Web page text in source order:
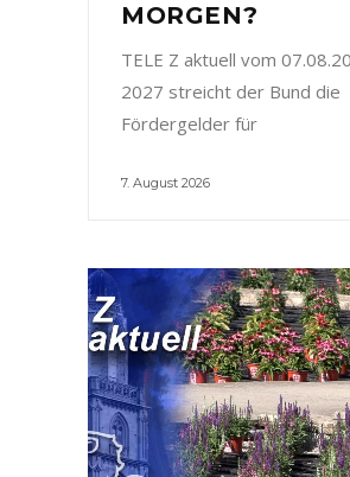
MORGEN?
TELE Z aktuell vom
2027 streicht der Bund die
Fördergelder für
7. August 2026